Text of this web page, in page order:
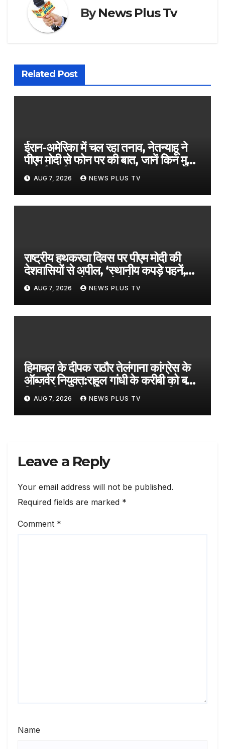
ByNews Plus Tv
Related Post
ईरान-अमेरिका में चल रहा तनाव, नेतन्याहू ने
पीएम मोदी से फोन पर की बात, जानें किन मुद्दों
पर हुई चर्चा​on August 7, 2026 at
2:18 am
AUG 7, 2026 NEWS PLUS TV
राष्ट्रीय हथकरघा दिवस पर पीएम मोदी की
देशवासियों से अपील, ‘स्थानीय कपड़े पहनें,
‘GRWM’ ट्रेंड फॉलो करें’​on August
7, 2026 at 2:39 am
AUG 7, 2026 NEWS PLUS TV
हिमाचल के दीपक राठौर तेलंगाना कांग्रेस के
ऑब्जर्वर नियुक्त:राहुल गांधी के करीबी को बड़ी
जिम्मेदारी, कांग्रेस के संगठन सृजन अभियान
के तहत तैनाती
AUG 7, 2026 NEWS PLUS TV
Leave a Reply
Your email address will not be published.
Required fields are marked *
Comment *
Name